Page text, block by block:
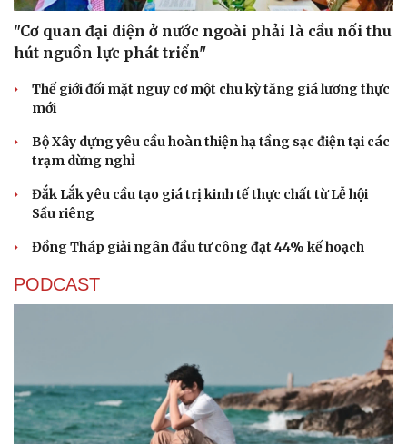
"Cơ quan đại diện ở nước ngoài phải là cầu nối thu
hút nguồn lực phát triển"
Thế giới đối mặt nguy cơ một chu kỳ tăng giá lương thực
mới
Bộ Xây dựng yêu cầu hoàn thiện hạ tầng sạc điện tại các
trạm dừng nghỉ
Đắk Lắk yêu cầu tạo giá trị kinh tế thực chất từ Lễ hội
Sầu riêng
Đồng Tháp giải ngân đầu tư công đạt 44% kế hoạch
PODCAST